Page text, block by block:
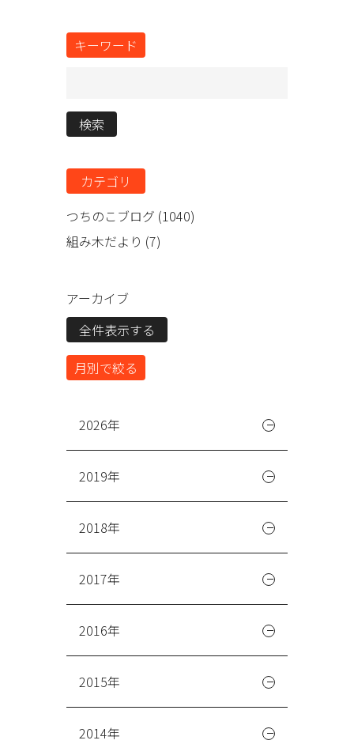
キーワード
検索
カテゴリ
つちのこブログ (1040)
組み木だより (7)
アーカイブ
全件表示する
月別で絞る
2026年
2019年
2018年
2017年
2016年
2015年
2014年